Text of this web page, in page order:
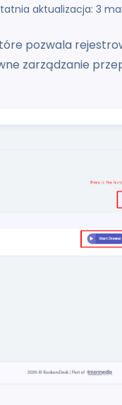
aktualizacja: 3
pozwala
zarządzanie